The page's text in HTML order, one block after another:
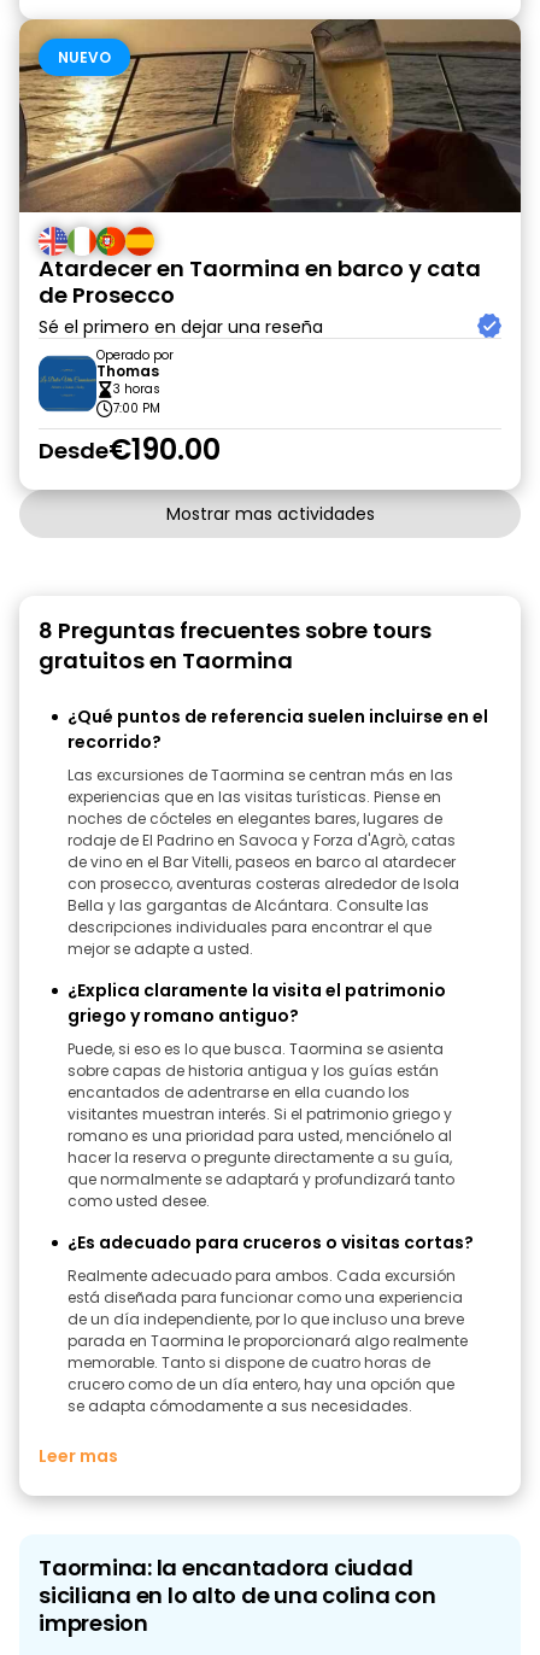
NUEVO
Atardecer en Taormina en barco y cata
de Prosecco
Sé el primero en dejar una reseña
Operado por
Thomas
3 horas
7:00 PM
Desde€190.00
Mostrar mas actividades
8 Preguntas frecuentes sobre tours
gratuitos en Taormina
¿Qué puntos de referencia suelen incluirse en el
recorrido?
Las excursiones de Taormina se centran más en las
experiencias que en las visitas turísticas. Piense en
noches de cócteles en elegantes bares, lugares de
rodaje de El Padrino en Savoca y Forza d'Agrò, catas
de vino en el Bar Vitelli, paseos en barco al atardecer
con prosecco, aventuras costeras alrededor de Isola
Bella y las gargantas de Alcántara. Consulte las
descripciones individuales para encontrar el que
mejor se adapte a usted.
¿Explica claramente la visita el patrimonio
griego y romano antiguo?
Puede, si eso es lo que busca. Taormina se asienta
sobre capas de historia antigua y los guías están
encantados de adentrarse en ella cuando los
visitantes muestran interés. Si el patrimonio griego y
romano es una prioridad para usted, menciónelo al
hacer la reserva o pregunte directamente a su guía,
que normalmente se adaptará y profundizará tanto
como usted desee.
¿Es adecuado para cruceros o visitas cortas?
Realmente adecuado para ambos. Cada excursión
está diseñada para funcionar como una experiencia
de un día independiente, por lo que incluso una breve
parada en Taormina le proporcionará algo realmente
memorable. Tanto si dispone de cuatro horas de
crucero como de un día entero, hay una opción que
se adapta cómodamente a sus necesidades.
Leer mas
Taormina: la encantadora ciudad
siciliana en lo alto de una colina con
impresion